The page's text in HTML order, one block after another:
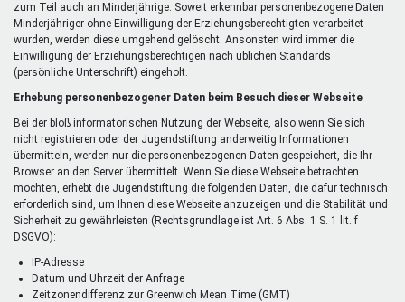
zum Teil auch an Minderjährige. Soweit erkennbar personenbezogene Daten
Minderjähriger ohne Einwilligung der Erziehungsberechtigten verarbeitet
wurden, werden diese umgehend gelöscht. Ansonsten wird immer die
Einwilligung der Erziehungsberechtigen nach üblichen Standards
(persönliche Unterschrift) eingeholt.
Erhebung personenbezogener Daten beim Besuch dieser Webseite
Bei der bloß informatorischen Nutzung der Webseite, also wenn Sie sich
nicht registrieren oder der Jugendstiftung anderweitig Informationen
übermitteln, werden nur die personenbezogenen Daten gespeichert, die Ihr
Browser an den Server übermittelt. Wenn Sie diese Webseite betrachten
möchten, erhebt die Jugendstiftung die folgenden Daten, die dafür technisch
erforderlich sind, um Ihnen diese Webseite anzuzeigen und die Stabilität und
Sicherheit zu gewährleisten (Rechtsgrundlage ist Art. 6 Abs. 1 S. 1 lit. f
DSGVO):
IP-Adresse
Datum und Uhrzeit der Anfrage
Zeitzonendifferenz zur Greenwich Mean Time (GMT)